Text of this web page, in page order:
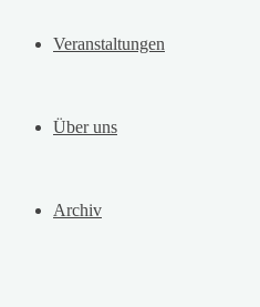
Veranstaltungen
Über uns
Archiv